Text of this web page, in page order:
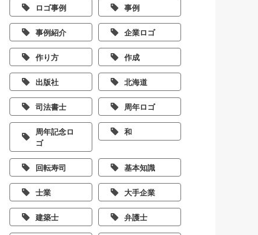
ロゴ事例 事例
事例紹介 企業ロゴ
作り方 作成
出版社 北海道
司法書士 周年ロゴ
周年記念ロ
ゴ
和
回転寿司 基本知識
士業 大手企業
建築士 弁護士